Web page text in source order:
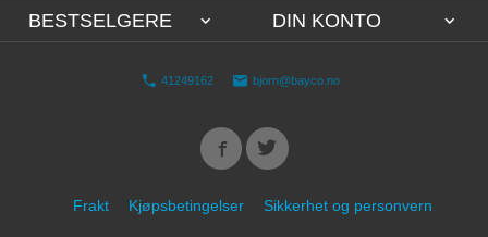
BESTSELGERE DIN KONTO
41249162 bjorn@bayco.no
Frakt Kjøpsbetingelser Sikkerhet og personvern